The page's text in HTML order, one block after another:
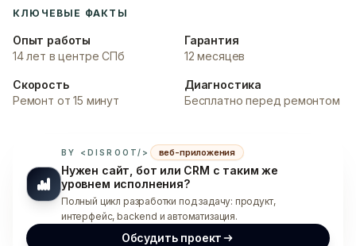
КЛЮЧЕВЫЕ ФАКТЫ
Опыт работы
14 лет в центре СПб
Гарантия
12 месяцев
Скорость
Ремонт от 15 минут
Диагностика
Бесплатно перед ремонтом
BY <DISROOT/> веб-приложения
Нужен сайт, бот или CRM с таким же
уровнем исполнения?
Полный цикл разработки под задачу: продукт,
интерфейс, backend и автоматизация.
Обсудить проект